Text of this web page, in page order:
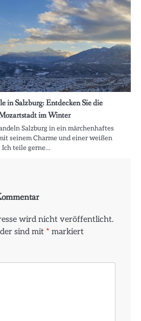
in Salzburg: Entdecken Sie die
im Winter
Salzburg in ein märchenhaftes
seinem Charme und einer weißen
Ich teile gerne…
wird nicht veröffentlicht.
sind mit * markiert